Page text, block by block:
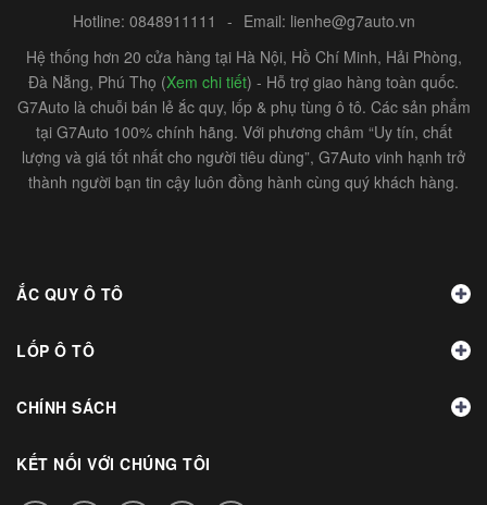
Hotline: 0848911111 - Email: lienhe@g7auto.vn
Hệ thống hơn 20 cửa hàng tại Hà Nội, Hồ Chí Minh, Hải Phòng,
Đà Nẵng, Phú Thọ (Xem chi tiết) - Hỗ trợ giao hàng toàn quốc.
G7Auto là chuỗi bán lẻ ắc quy, lốp & phụ tùng ô tô. Các sản phẩm
tại G7Auto 100% chính hãng. Với phương châm “Uy tín, chất
lượng và giá tốt nhất cho người tiêu dùng”, G7Auto vinh hạnh trở
thành người bạn tin cậy luôn đồng hành cùng quý khách hàng.
ẮC QUY Ô TÔ
LỐP Ô TÔ
CHÍNH SÁCH
KẾT NỐI VỚI CHÚNG TÔI